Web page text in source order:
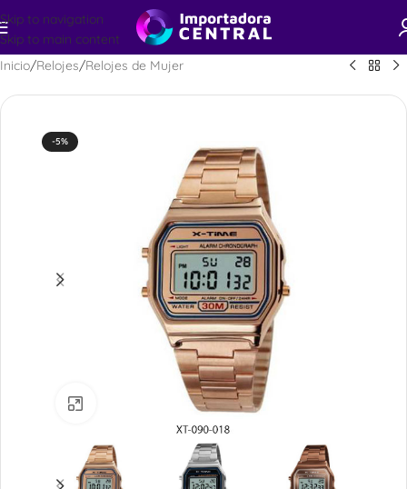
Skip to navigation
Skip to main content
Inicio/Relojes/Relojes de Mujer
-5%